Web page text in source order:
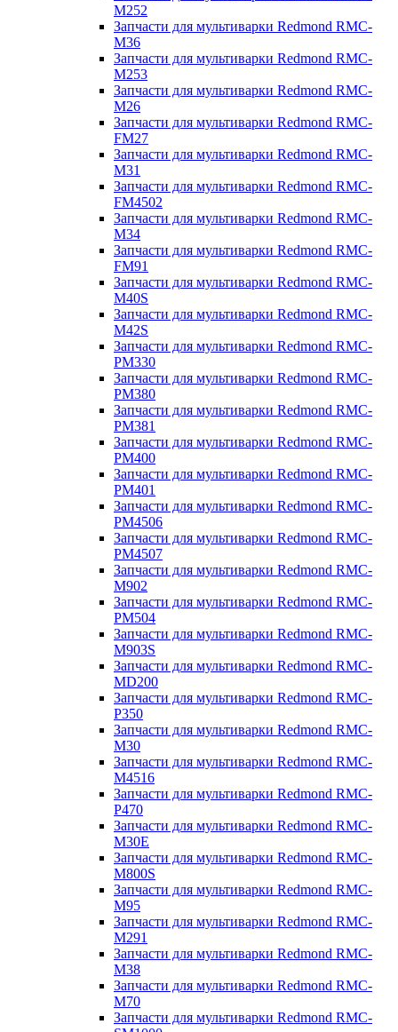
M252
Запчасти для мультиварки Redmond RMC-
M36
Запчасти для мультиварки Redmond RMC-
M253
Запчасти для мультиварки Redmond RMC-
M26
Запчасти для мультиварки Redmond RMC-
FM27
Запчасти для мультиварки Redmond RMC-
M31
Запчасти для мультиварки Redmond RMC-
FM4502
Запчасти для мультиварки Redmond RMC-
M34
Запчасти для мультиварки Redmond RMC-
FM91
Запчасти для мультиварки Redmond RMC-
M40S
Запчасти для мультиварки Redmond RMC-
M42S
Запчасти для мультиварки Redmond RMC-
PM330
Запчасти для мультиварки Redmond RMC-
PM380
Запчасти для мультиварки Redmond RMC-
PM381
Запчасти для мультиварки Redmond RMC-
PM400
Запчасти для мультиварки Redmond RMC-
PM401
Запчасти для мультиварки Redmond RMC-
PM4506
Запчасти для мультиварки Redmond RMC-
PM4507
Запчасти для мультиварки Redmond RMC-
M902
Запчасти для мультиварки Redmond RMC-
PM504
Запчасти для мультиварки Redmond RMC-
M903S
Запчасти для мультиварки Redmond RMC-
MD200
Запчасти для мультиварки Redmond RMC-
P350
Запчасти для мультиварки Redmond RMC-
M30
Запчасти для мультиварки Redmond RMC-
M4516
Запчасти для мультиварки Redmond RMC-
P470
Запчасти для мультиварки Redmond RMC-
M30E
Запчасти для мультиварки Redmond RMC-
M800S
Запчасти для мультиварки Redmond RMC-
M95
Запчасти для мультиварки Redmond RMC-
M291
Запчасти для мультиварки Redmond RMC-
M38
Запчасти для мультиварки Redmond RMC-
M70
Запчасти для мультиварки Redmond RMC-